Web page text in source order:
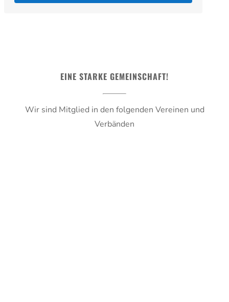
EINE STARKE GEMEINSCHAFT!
Wir sind Mitglied in den folgenden Vereinen und
Verbänden